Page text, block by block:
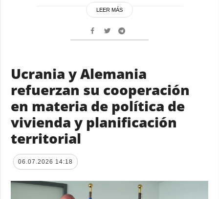
LEER MÁS
Ucrania y Alemania
refuerzan su cooperación
en materia de política de
vivienda y planificación
territorial
06.07.2026 14:18